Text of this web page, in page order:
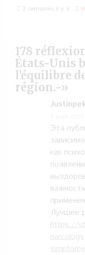
2 semaines il y a
178
États-Unis
l’équilibre
région.-»
Эта
как
Лучшее
https://